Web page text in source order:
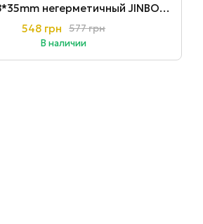
негерметичный JINBO
577 грн
548 грн
В наличии